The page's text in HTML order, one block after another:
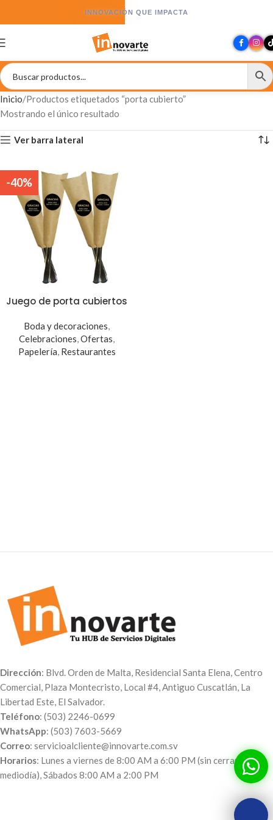
INNOVACIÓN QUE IMPACTA
Inicio Productos etiquetados “porta cubierto”
Mostrando el único resultado
Ver barra lateral
-40%
Juego de porta cubiertos
Boda y decoraciones,
Celebraciones,Ofertas,
Papelería, Restaurantes
Dirección: Blvd. Orden de Malta, Residencial Santa Elena, Centro
Comercial, Plaza Montecristo, Local #4, Antiguo Cuscatlán, La
Libertad Este, El Salvador.
Teléfono: (503) 2246-0699
WhatsApp: (503) 7603-5669
Correo: servicioalcliente@innovarte.com.sv
Horarios: Lunes a viernes de 8:00 AM a 6:00 PM (sin cerrar al
mediodía), Sábados 8:00 AM a 2:00 PM